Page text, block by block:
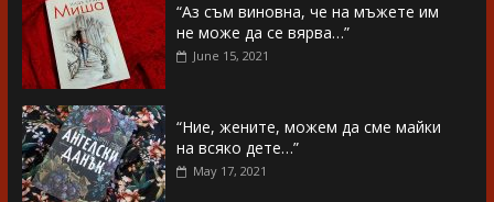
“Аз съм виновна, че на мъжете им
не може да се вярва…”
June 15, 2021
“Ние, жените, можем да сме майки
на всяко дете…”
May 17, 2021